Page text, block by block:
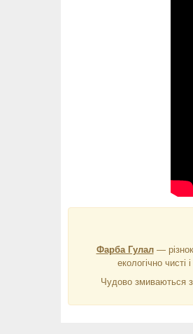
Фарба Гулал―
екологічно
Чудово змиваються